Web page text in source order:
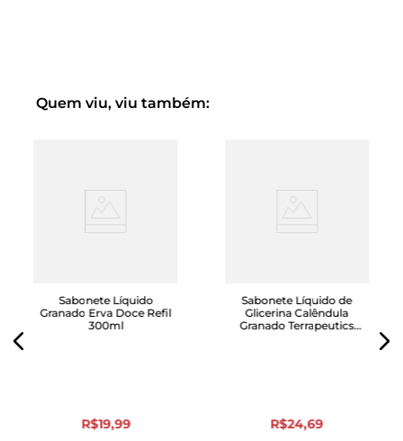
Quem viu, viu também:
Sabonete Líquido
Granado Erva Doce Refil
300ml
R$19,99
Sabonete Líquido de
Glicerina Calêndula
Granado Terrapeutics
R$24,69